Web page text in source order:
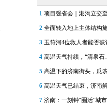
1 项目强省会｜港沟立交
2 全面转入地上主体结构
3 玉符河4位救人者能否
4 高温天气持续，“清泉
5 高温下的济南街头，瓜
6 高温天气已结束，济南
7 济南：一刻钟“圈活”城